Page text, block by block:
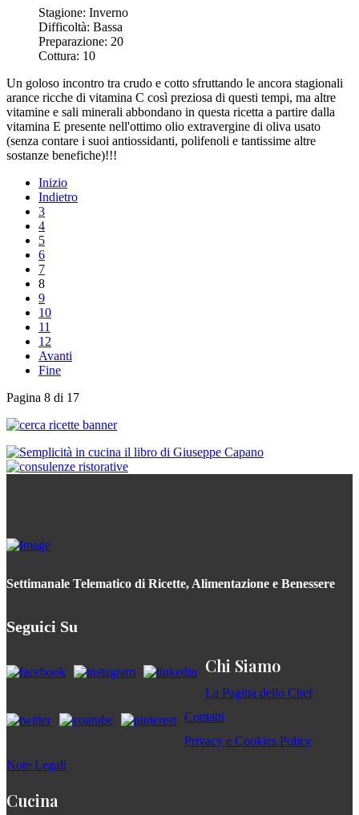
Stagione: Inverno
Difficoltà: Bassa
Preparazione: 20
Cottura: 10
Un goloso incontro tra crudo e cotto sfruttando le ancora stagionali
arance ricche di vitamina C così preziosa di questi tempi, ma altre
vitamine e sali minerali abbondano in questa ricetta a partire dalla
vitamina E presente nell'ottimo olio extravergine di oliva usato
(senza contare i suoi antiossidanti, polifenoli e tantissime altre
sostanze benefiche)!!!
Inizio
Indietro
3
4
5
6
7
8
9
10
11
12
Avanti
Fine
Pagina 8 di 17
Settimanale Telematico di Ricette, Alimentazione e Benessere
Seguici Su
Chi Siamo
La Pagina dello Chef
Contatti
Privacy e Cookies Policy
Note Legali
Cucina